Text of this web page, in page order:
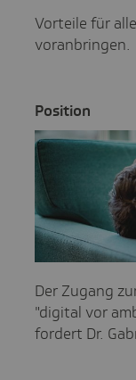
Vorteile für
voranbringen.
Posi­tion
Der Zugang
"digital vor
fordert Dr.